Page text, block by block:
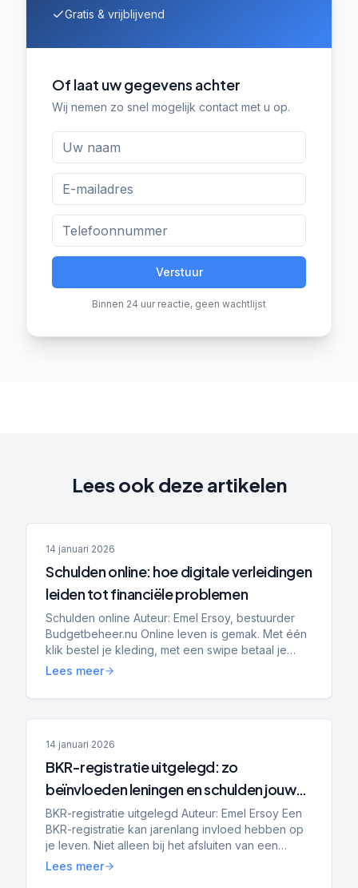
Gratis & vrijblijvend
Of laat uw gegevens achter
Wij nemen zo snel mogelijk contact met u op.
Verstuur
Binnen 24 uur reactie, geen wachtlijst
Lees ook deze artikelen
14 januari 2026
Schulden online: hoe digitale verleidingen
leiden tot financiële problemen
Schulden online Auteur: Emel Ersoy, bestuurder
Budgetbeheer.nu Online leven is gemak. Met één
klik bestel je kleding, met een swipe betaal je
achteraf en met een app heb je direct inzicht in je
Lees meer
14 januari 2026
BKR-registratie uitgelegd: zo
beïnvloeden leningen en schulden jouw
hypotheek, toekomst en financiële
kansen
BKR-registratie uitgelegd Auteur: Emel Ersoy Een
BKR-registratie kan jarenlang invloed hebben op
je leven. Niet alleen bij het afsluiten van een
lening, maar ook bij het huren van een woning,
Lees meer